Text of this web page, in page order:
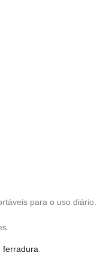
para o uso diário.
ferradura